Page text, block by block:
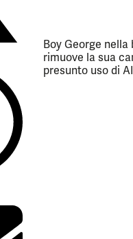
Boy George
rimuove la sua
presunto uso di AI